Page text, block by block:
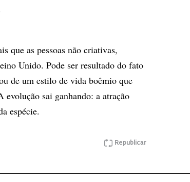
que as pessoas não criativas,
Unido. Pode ser resultado do fato
de um estilo de vida boêmio que
sai ganhando: a atração
espécie.
Republicar